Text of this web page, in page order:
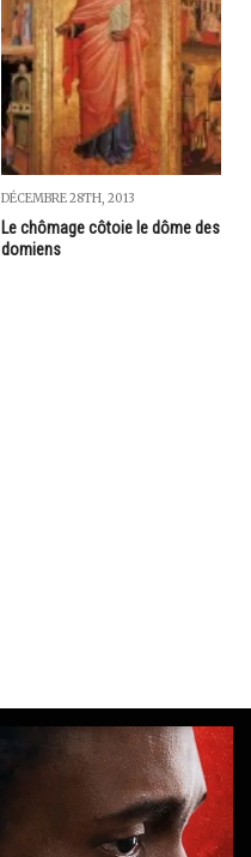
DÉCEMBRE 28TH, 2013
Le chômage côtoie le dôme des
domiens